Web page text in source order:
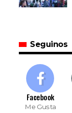
Seguinos
Facebook
Me Gusta